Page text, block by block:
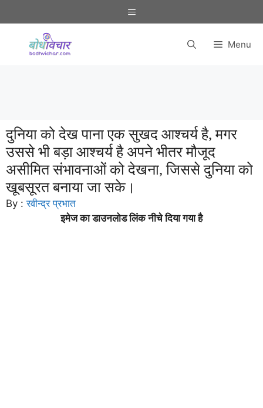
to
Menu
Menu
दुनिया को देख पाना एक सुखद आश्चर्य है, मगर
उससे भी बड़ा आश्चर्य है अपने भीतर मौजूद
असीमित संभावनाओं को देखना, जिससे दुनिया को
खूबसूरत बनाया जा सके।
By :रवीन्द्र प्रभात
इमेज का डाउनलोड लिंक नीचे दिया गया है